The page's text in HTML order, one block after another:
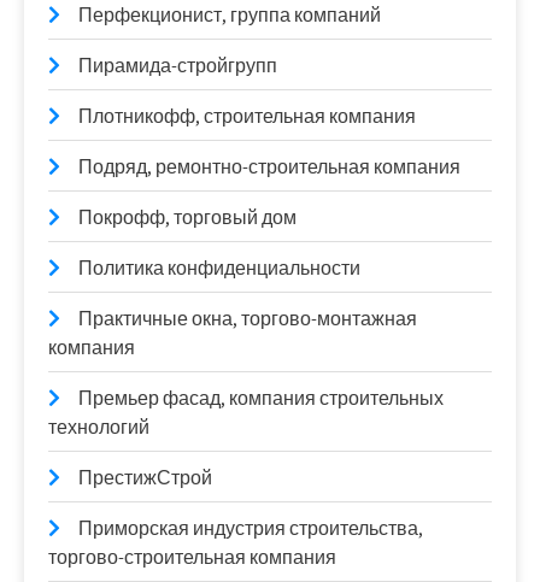
Перфекционист, группа компаний
Пирамида-стройгрупп
Плотникофф, строительная компания
Подряд, ремонтно-строительная компания
Покрофф, торговый дом
Политика конфиденциальности
Практичные окна, торгово-монтажная
компания
Премьер фасад, компания строительных
технологий
ПрестижСтрой
Приморская индустрия строительства,
торгово-строительная компания